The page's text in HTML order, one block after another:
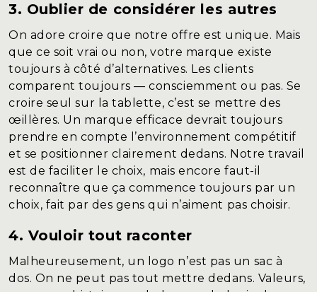
3. Oublier de considérer les autres
On adore croire que notre offre est unique. Mais
que ce soit vrai ou non, votre marque existe
toujours à côté d’alternatives. Les clients
comparent toujours — consciemment ou pas. Se
croire seul sur la tablette, c’est se mettre des
œillères. Un marque efficace devrait toujours
prendre en compte l’environnement compétitif
et se positionner clairement dedans. Notre travail
est de faciliter le choix, mais encore faut-il
reconnaître que ça commence toujours par un
choix, fait par des gens qui n’aiment pas choisir.
4. Vouloir tout raconter
Malheureusement, un logo n’est pas un sac à
dos. On ne peut pas tout mettre dedans. Valeurs,